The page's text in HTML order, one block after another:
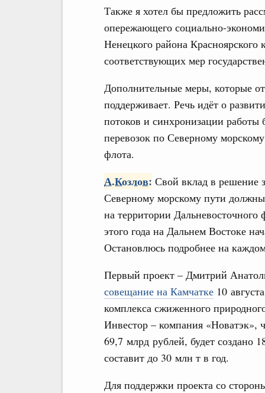
Также я хотел бы предложить
опережающего социально-
Ненецкого района Красноярского
соответствующих мер
Дополнительные меры, которые
поддерживает. Речь идёт о
потоков и синхронизации работы
перевозок по Северному
флота.
А.Козлов: Свой вклад в решение
Северному морскому пути
на территории Дальневосточного
этого года на Дальнем Востоке
Остановлюсь подробнее на
Первый проект – Дмитрий
совещание на Камчатке 10
комплекса сжиженного
Инвестор – компания «Новатэк»,
69,7 млрд рублей, будет создано
составит до 30 млн т в год.
Для поддержки проекта со